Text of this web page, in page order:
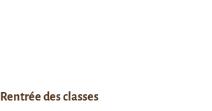
Rentrée des classes